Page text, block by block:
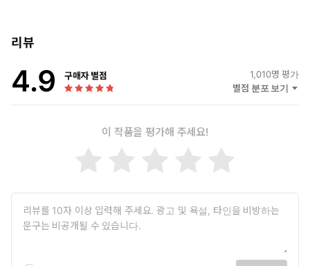
리뷰
4.9 구매자 별점 1,010명 평가
별점 분포 보기
이 작품을 평가해 주세요!